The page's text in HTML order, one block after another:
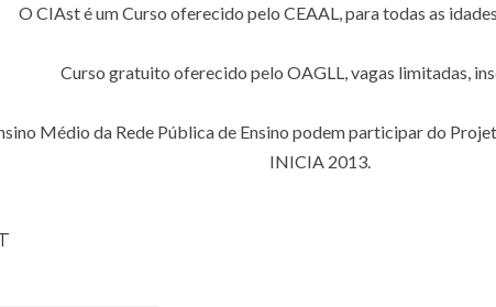
O CIAst é um Curso oferecido pelo CEAAL, para todas as
Curso gratuito oferecido pelo OAGLL, vagas limitadas,
Médio da Rede Pública de Ensino podem participar do
INICIA 2013.